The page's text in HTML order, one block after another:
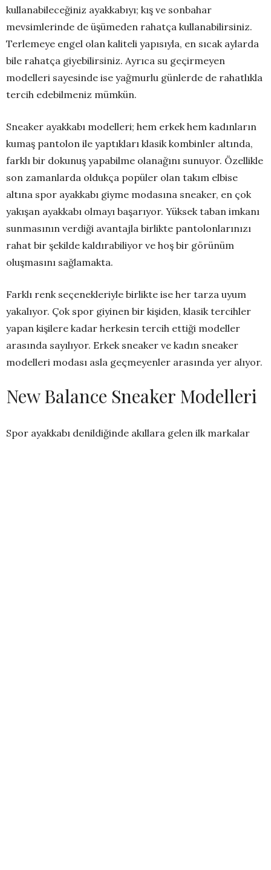
kullanabileceğiniz ayakkabıyı; kış ve sonbahar
mevsimlerinde de üşümeden rahatça kullanabilirsiniz.
Terlemeye engel olan kaliteli yapısıyla, en sıcak aylarda
bile rahatça giyebilirsiniz. Ayrıca su geçirmeyen
modelleri sayesinde ise yağmurlu günlerde de rahatlıkla
tercih edebilmeniz mümkün.
Sneaker ayakkabı modelleri; hem erkek hem kadınların
kumaş pantolon ile yaptıkları klasik kombinler altında,
farklı bir dokunuş yapabilme olanağını sunuyor. Özellikle
son zamanlarda oldukça popüler olan takım elbise
altına spor ayakkabı giyme modasına sneaker, en çok
yakışan ayakkabı olmayı başarıyor. Yüksek taban imkanı
sunmasının verdiği avantajla birlikte pantolonlarınızı
rahat bir şekilde kaldırabiliyor ve hoş bir görünüm
oluşmasını sağlamakta.
Farklı renk seçenekleriyle birlikte ise her tarza uyum
yakalıyor. Çok spor giyinen bir kişiden, klasik tercihler
yapan kişilere kadar herkesin tercih ettiği modeller
arasında sayılıyor. Erkek sneaker ve kadın sneaker
modelleri modası asla geçmeyenler arasında yer alıyor.
New Balance Sneaker Modelleri
Spor ayakkabı denildiğinde akıllara gelen ilk markalar